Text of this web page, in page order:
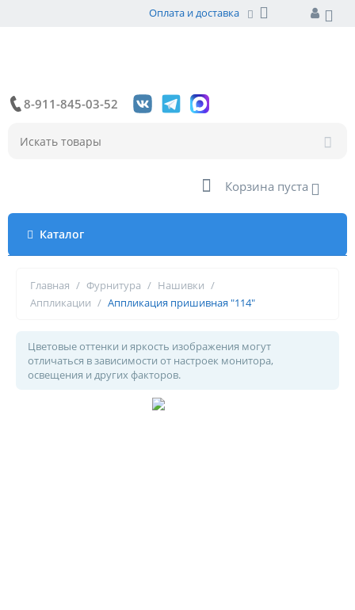
Оплата и доставка
8-911-845-03-52
Корзина пуста
Каталог
Главная / Фурнитура / Нашивки /
Аппликации / Аппликация пришивная "114"
Цветовые оттенки и яркость изображения могут
отличаться в зависимости от настроек монитора,
освещения и других факторов.